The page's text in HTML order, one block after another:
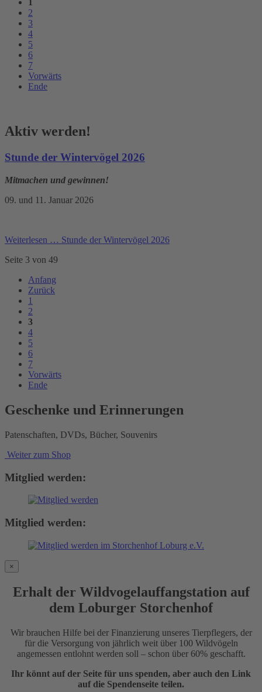
1
2
3
4
5
6
7
Vorwärts
Ende
Aktiv werden!
Stunde der Wintervögel 2026
Mitmachen und gewinnen!
09. und 11. Januar 2026
Weiterlesen … Stunde der Wintervögel 2026
Seite 3 von 49
Anfang
Zurück
1
2
3
4
5
6
7
Vorwärts
Ende
Geschenke und Erinnerungen
Patenschaften, DVDs, Bücher, Souvenirs
Weiter zum Shop
Mitglied werden:
Mitglied werden:
×
Erhalt der Wildvogelauffangstation auf
dem Loburger Storchenhof
Wir brauchen Hilfe bei der Finanzierung unseres Tierpflegers, der
für die Versorgung von jährlich weit über 100 Wildvögeln
angemessen entlohnt werden soll – schon über 60% geschafft.
Ihr könnt auf der Seite für uns spenden, aber auch den Link
auf die Spendenseite teilen.